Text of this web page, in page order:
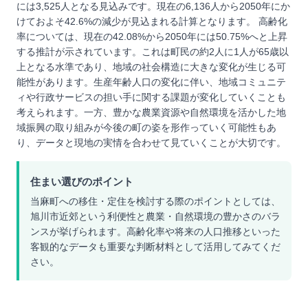
には3,525人となる見込みです。現在の6,136人から2050年にか
けておよそ42.6%の減少が見込まれる計算となります。 高齢化
率については、現在の42.08%から2050年には50.75%へと上昇
する推計が示されています。これは町民の約2人に1人が65歳以
上となる水準であり、地域の社会構造に大きな変化が生じる可
能性があります。生産年齢人口の変化に伴い、地域コミュニテ
ィや行政サービスの担い手に関する課題が変化していくことも
考えられます。一方、豊かな農業資源や自然環境を活かした地
域振興の取り組みが今後の町の姿を形作っていく可能性もあ
り、データと現地の実情を合わせて見ていくことが大切です。
住まい選びのポイント
当麻町への移住・定住を検討する際のポイントとしては、
旭川市近郊という利便性と農業・自然環境の豊かさのバラ
ンスが挙げられます。高齢化率や将来の人口推移といった
客観的なデータも重要な判断材料として活用してみてくだ
さい。